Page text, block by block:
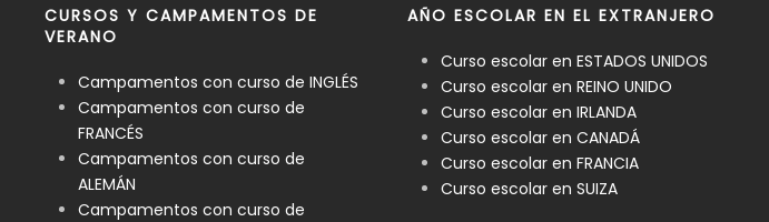
CURSOS Y CAMPAMENTOS DE
VERANO
Campamentos con curso de INGLÉS
Campamentos con curso de
FRANCÉS
Campamentos con curso de
ALEMÁN
Campamentos con curso de
AÑO ESCOLAR EN EL EXTRANJERO
Curso escolar en ESTADOS UNIDOS
Curso escolar en REINO UNIDO
Curso escolar en IRLANDA
Curso escolar en CANADÁ
Curso escolar en FRANCIA
Curso escolar en SUIZA